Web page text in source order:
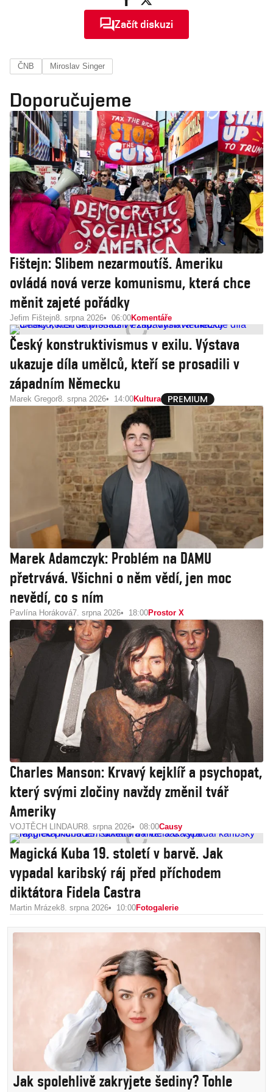
Začít diskuzi
ČNB Miroslav Singer
Doporučujeme
Fištejn: Slibem nezarmoutíš. Ameriku
ovládá nová verze komunismu, která chce
měnit zajeté pořádky
Jefim Fištejn8. srpna 2026 06:00Komentáře
Český konstruktivismus v exilu. Výstava
ukazuje díla umělců, kteří se prosadili v
západním Německu
Marek Gregor8. srpna 2026 14:00Kultura
Marek Adamczyk: Problém na DAMU
přetrvává. Všichni o něm vědí, jen moc
nevědí, co s ním
Pavlína Horáková7. srpna 2026 18:00Prostor X
Charles Manson: Krvavý kejklíř a psychopat,
který svými zločiny navždy změnil tvář
Ameriky
VOJTĚCH LINDAUR8. srpna 2026 08:00Causy
Magická Kuba 19. století v barvě. Jak
vypadal karibský ráj před příchodem
diktátora Fidela Castra
Martin Mrázek8. srpna 2026 10:00Fotogalerie
Jak spolehlivě zakryjete šediny? Tohle